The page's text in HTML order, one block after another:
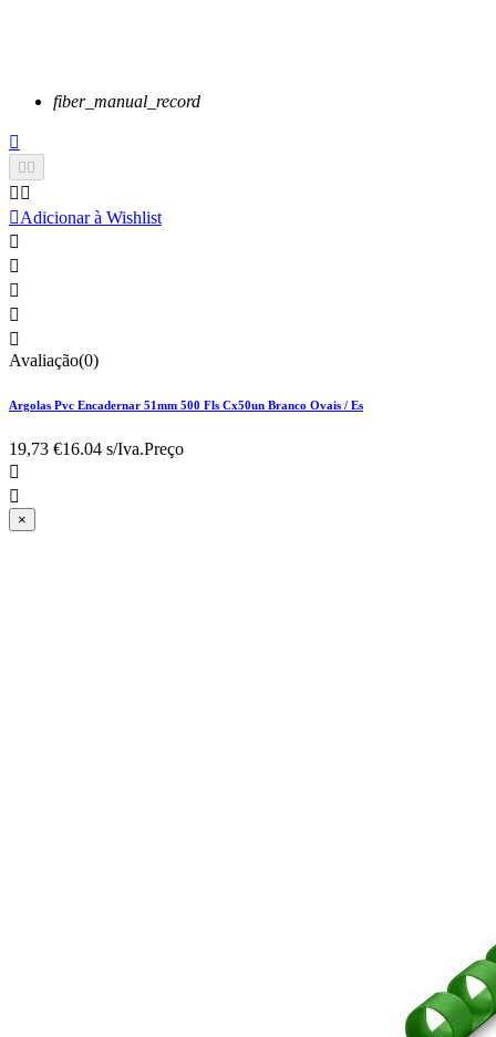
fiber_manual_record

 
 
Adicionar à Wishlist





Avaliação(0)
Argolas Pvc Encadernar 51mm 500 Fls Cx50un Branco Ovais / Es
19,73 €16.04 s/Iva.Preço


×